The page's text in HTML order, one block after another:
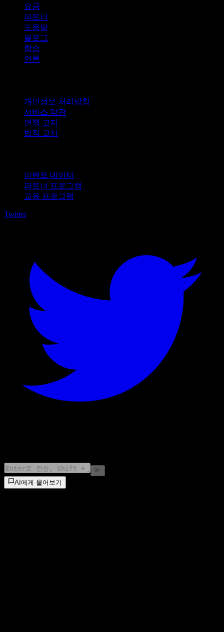
요금
파트너
도움말
블로그
학습
언론
개인정보 처리방침
서비스 약관
면책 고지
법적 고지
이벤트 데이터
파트너 프로그램
교육 프로그램
Twitter
AI에게 물어보기